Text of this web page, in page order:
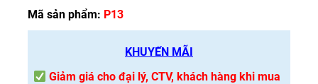
Mã sản phẩm: P13
KHUYẾN MÃI
Giảm giá cho đại lý, CTV, khách hàng khi mua